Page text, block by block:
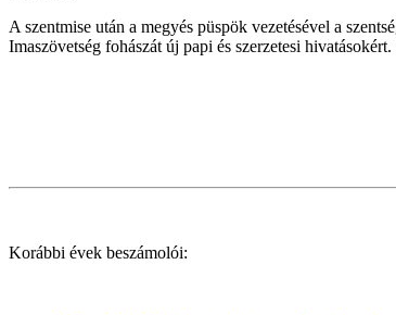
A szentmise után a megyés püspök vezetésével a
Imaszövetség fohászát új papi és szerzetesi
Korábbi évek beszámolói: